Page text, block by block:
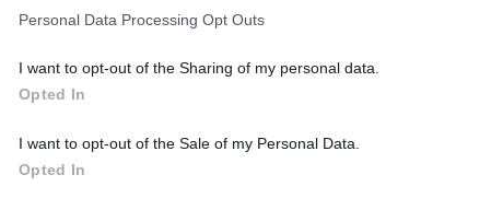
Personal Data Processing Opt Outs
I want to opt-out of the Sharing of my personal data.
Opted In
I want to opt-out of the Sale of my Personal Data.
Opted In